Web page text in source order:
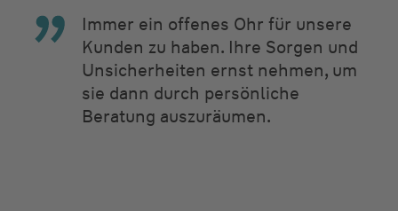
Immer ein offenes Ohr für unsere
Kunden zu haben. Ihre Sorgen und
Unsicherheiten ernst nehmen, um
sie dann durch persönliche
Beratung auszuräumen.